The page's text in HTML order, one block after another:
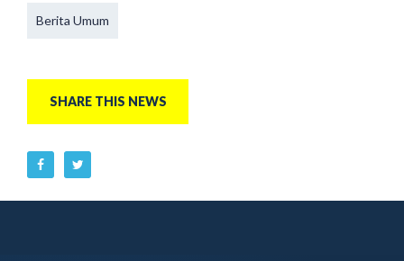
Berita Umum
SHARE THIS NEWS